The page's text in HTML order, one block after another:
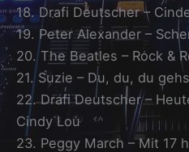
18. Drafi Deutscher –
19. Peter Alexander –
20. The Beatles – Rock &
21. Suzie – Du, du, du
22. Drafi Deutscher –
Cindy Lou
23. Peggy March – Mit 17